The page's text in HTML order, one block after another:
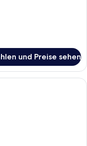
und Preise sehen
mit einem Bett,